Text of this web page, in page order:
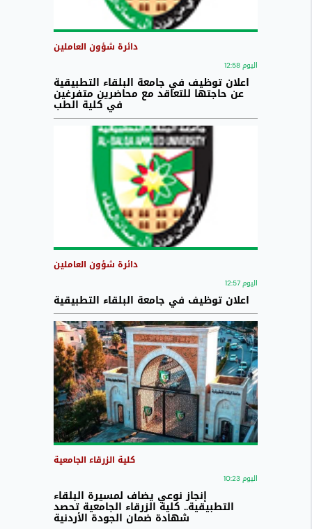
دائرة شؤون العاملين
اليوم 12:58
اعلان توظيف في جامعة البلقاء التطبيقية
عن حاجتها للتعاقد مع محاضرين متفرغين
في كلية الطب
دائرة شؤون العاملين
اليوم 12:57
اعلان توظيف في جامعة البلقاء التطبيقية
كلية الزرقاء الجامعية
اليوم 10:23
إنجاز نوعي يضاف لمسيرة البلقاء
التطبيقية.. كلية الزرقاء الجامعية تحصد
شهادة ضمان الجودة الأردنية